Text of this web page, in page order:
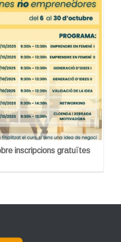
inscripcions gratuïtes